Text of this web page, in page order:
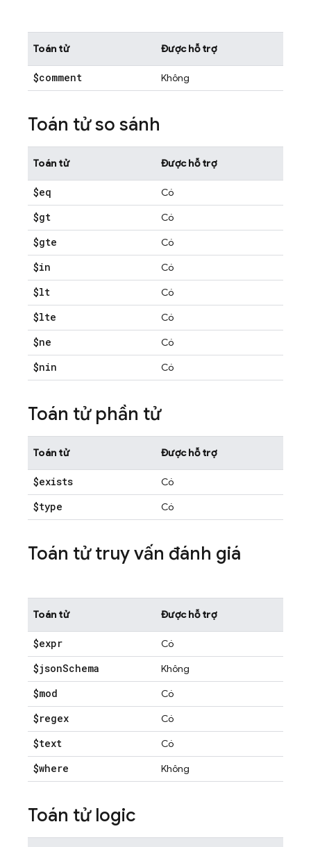
Toán tử Được hỗ trợ
$comment Không
Toán tử so sánh
Toán tử Được hỗ trợ
$eq Có
$gt Có
$gte Có
$in Có
$lt Có
$lte Có
$ne Có
$nin Có
Toán tử phần tử
Toán tử Được hỗ trợ
$exists Có
$type Có
Toán tử truy vấn đánh giá
Toán tử Được hỗ trợ
$expr Có
$jsonSchema Không
$mod Có
$regex Có
$text Có
$where Không
Toán tử logic